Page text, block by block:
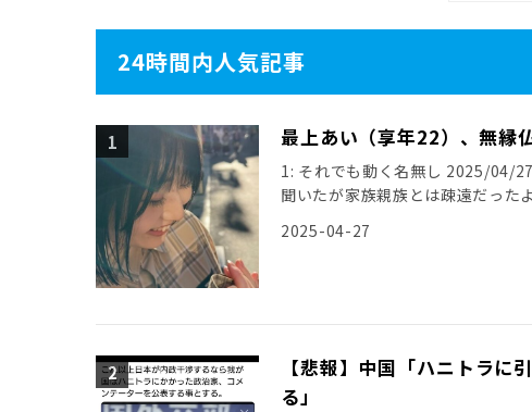
24時間内人気記事
最上あい（享年22）、無縁
1: それでも動く名無し 2025/04/
聞いたが家族親族とは疎遠だった
2025-04-27
【悲報】中国「ハニトラに
る」